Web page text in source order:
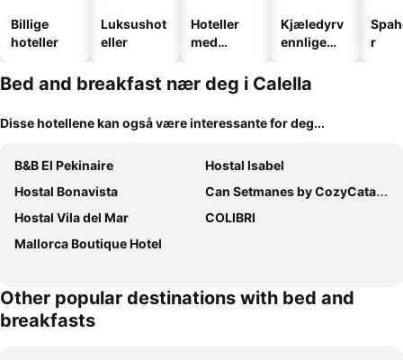
Billige
hoteller
Luksushot
eller
Hoteller
med
Kjæledyrv
ennlige
r
Bed and breakfast nær deg i Calella
Disse hotellene kan også være interessante for deg...
B&B El Pekinaire
Hostal Isabel
Hostal Bonavista
Can Setmanes by CozyCatalonia
Hostal Vila del Mar
COLIBRI
Mallorca Boutique Hotel
Other popular destinations with bed and
breakfasts